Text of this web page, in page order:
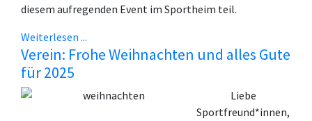
diesem aufregenden Event im Sportheim teil.
Weiterlesen ...
Verein: Frohe Weihnachten und alles Gute
für 2025
Liebe
Sportfreund*innen,